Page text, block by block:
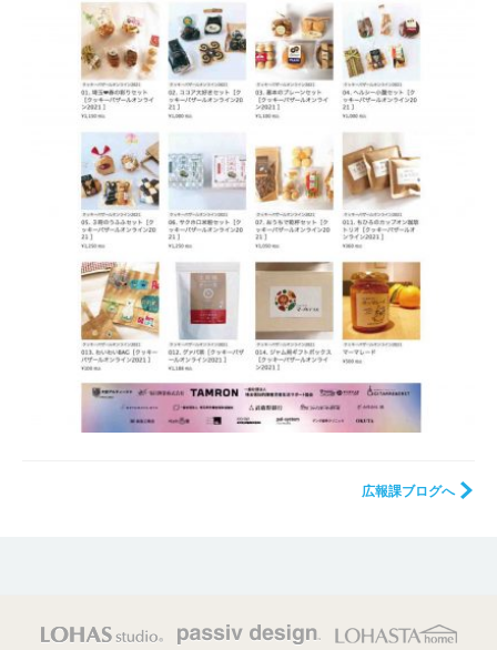
広報課ブログへ